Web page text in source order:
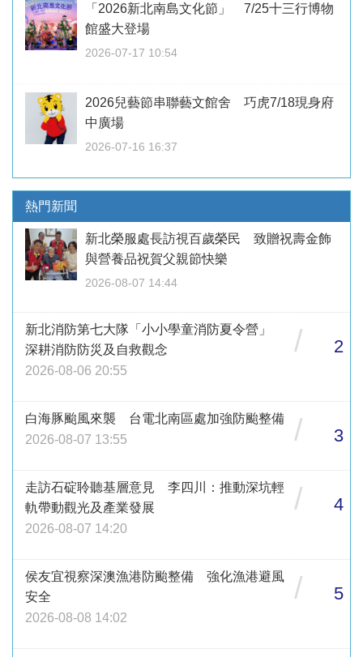
「2026新北南島文化節」 7/25十三行博物
館盛大登場
2026-07-17 10:54
2026兒藝節串聯藝文館舍 巧虎7/18現身府
中廣場
2026-07-16 16:37
熱門新聞
新北榮服處長訪視百歲榮民 致贈祝壽金飾
與營養品祝賀父親節快樂
2026-08-07 14:44
新北消防第七大隊「小小學童消防夏令營」
深耕消防防災及自救觀念
2026-08-06 20:55
/ 2
白海豚颱風來襲 台電北南區處加強防颱整備
2026-08-07 13:55
/ 3
走訪石碇聆聽基層意見 李四川：推動深坑輕
軌帶動觀光及產業發展
2026-08-07 14:20
/ 4
侯友宜視察深澳漁港防颱整備 強化漁港避風
安全
2026-08-08 14:02
/ 5